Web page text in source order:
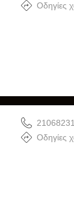
Οδηγίες
Οδηγίες